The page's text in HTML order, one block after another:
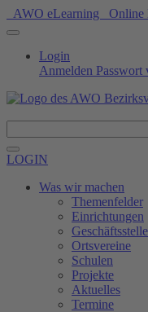
AWO eLearning Online
Login
Anmelden Passwort
LOGIN
Was wir machen
Themenfelder
Einrichtungen
Ortsvereine
Schulen
Projekte
Aktuelles
Termine